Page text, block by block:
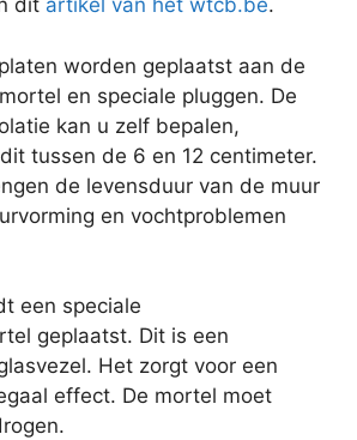
dit artikel van het wtcb.be.
worden geplaatst aan de
en speciale pluggen. De
kan u zelf bepalen,
tussen de 6 en 12 centimeter.
de levensduur van de muur
en vochtproblemen
een speciale
geplaatst. Dit is een
Het zorgt voor een
effect. De mortel moet